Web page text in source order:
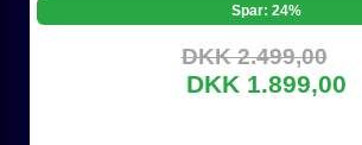
Spar: 24%
DKK 2.499,00
DKK 1.899,00